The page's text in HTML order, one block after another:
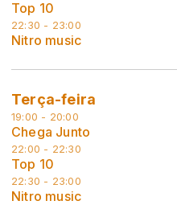
Top 10
22:30 - 23:00
Nitro music
Terça-feira
19:00 - 20:00
Chega Junto
22:00 - 22:30
Top 10
22:30 - 23:00
Nitro music